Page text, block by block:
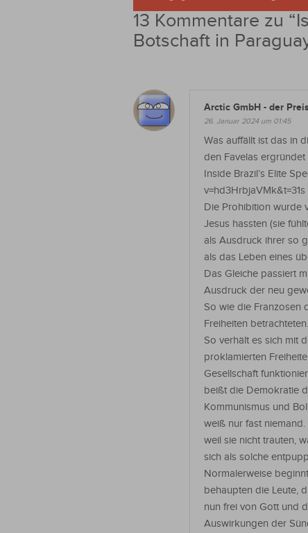
13 Kommentare zu “
Botschaft in
Arctic GmbH - der
26. Januar 2024 um 01:45
Was auffällt ist das in
den Favelas ergründet
Inside Brazil’s Elite
v=hd3HrbjaVMk&t=31s
Die Prohibition wurde
Jesus hassten (sie
als Ausdruck ihrer so
als das Leben eines
Das Gleiche passiert
Ausdruck der neu
So wie die Franzosen
Freiheiten
So verhält es sich mit
proklamierten
Gesellschaft
beißt die Demokratie
Kommunismus und
weiß nur fast
weil sie nicht trauten,
sich als solche
Normalerweise
behaupten die Leute,
nun frei von Gott und
Auswirkungen der